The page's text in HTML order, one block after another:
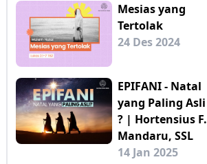
Mesias yang
Tertolak
24 Des 2024
EPIFANI - Natal
yang Paling Asli
? | Hortensius F.
Mandaru, SSL
14 Jan 2025